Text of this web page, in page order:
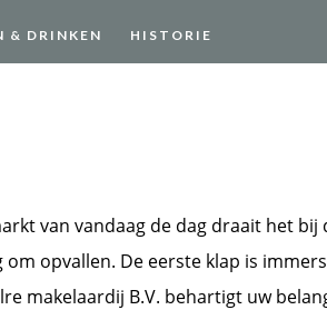
& DRINKEN HISTORIE
van vandaag de dag draait het bij
om opvallen. De eerste klap is
makelaardij B.V. behartigt uw